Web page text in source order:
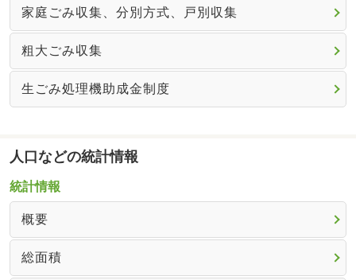
家庭ごみ収集、分別方式、戸別収集
粗大ごみ収集
生ごみ処理機助成金制度
人口などの統計情報
統計情報
概要
総面積